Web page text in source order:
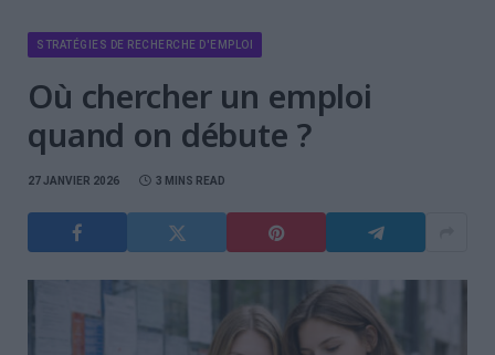
STRATÉGIES DE RECHERCHE D'EMPLOI
Où chercher un emploi
quand on débute ?
27 JANVIER 2026 3 MINS READ